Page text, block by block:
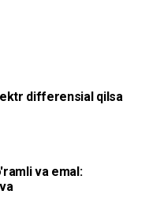
differensial qilsa
va emal: